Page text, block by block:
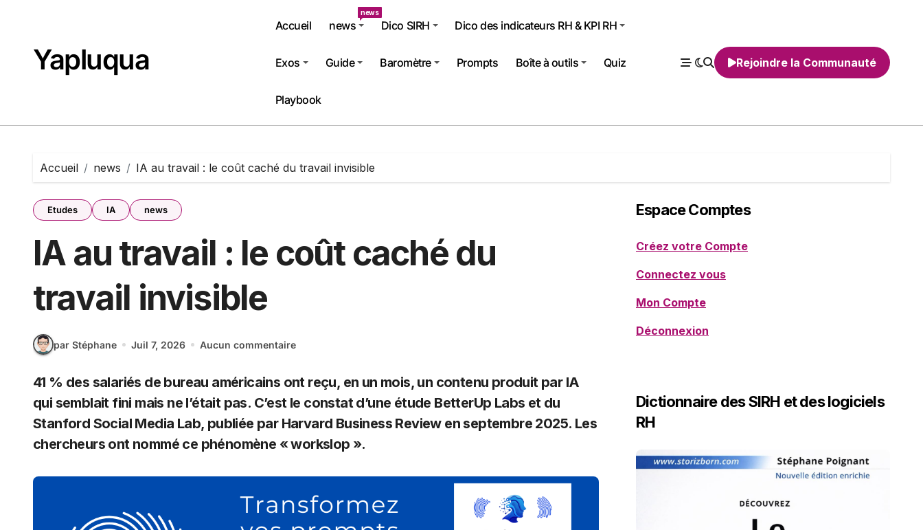
Yapluqua
Accueil news
news
Dico SIRH Dico des indicateurs RH & KPI RH
Exos Guide Baromètre Prompts Boîte à outils Quiz
Playbook
Rejoindre la Communauté
Accueil news IA au travail : le coût caché du travail invisible
Etudes IA news
IA au travail : le coût caché du
travail invisible
par Stéphane Juil 7, 2026 Aucun commentaire
41 % des salariés de bureau américains ont reçu, en un mois, un contenu produit par IA
qui semblait fini mais ne l’était pas. C’est le constat d’une étude BetterUp Labs et du
Stanford Social Media Lab, publiée par Harvard Business Review en septembre 2025. Les
chercheurs ont nommé ce phénomène « workslop ».
Espace Comptes
Créez votre Compte
Connectez vous
Mon Compte
Déconnexion
Dictionnaire des SIRH et des logiciels
RH